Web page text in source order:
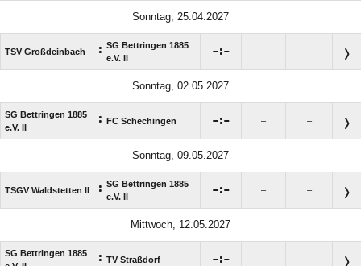
Sonntag, 25.04.2027
TSV Großdeinbach : SG Bettringen 1885
e.V. II
: – –
Sonntag, 02.05.2027
SG Bettringen 1885
e.V. II
: FC Schechingen : – –
Sonntag, 09.05.2027
TSGV Waldstetten II : SG Bettringen 1885
e.V. II
: – –
Mittwoch, 12.05.2027
SG Bettringen 1885
: TV Straßdorf : – –